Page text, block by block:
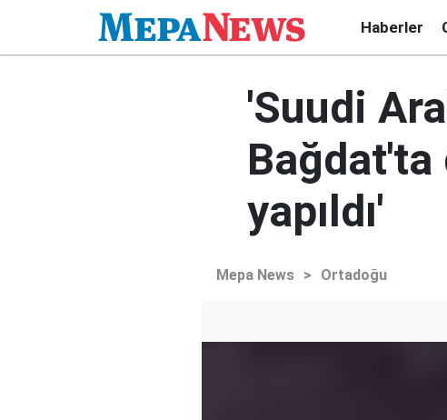
Haberler
'Suudi
yapıldı'
Mepa News > Ortadoğu